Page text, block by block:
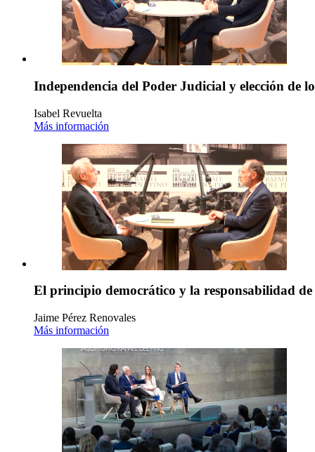
Independencia del Poder Judicial y elección de
Isabel Revuelta
Más información
El principio democrático y la responsabilidad
Jaime Pérez Renovales
Más información